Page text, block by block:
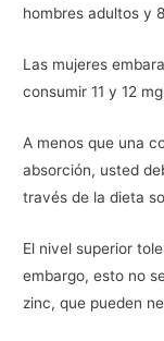
hombres adultos y
Las mujeres
consumir 11 y 12
A menos que una
absorción, usted
través de la dieta
El nivel superior
embargo, esto no
zinc, que pueden